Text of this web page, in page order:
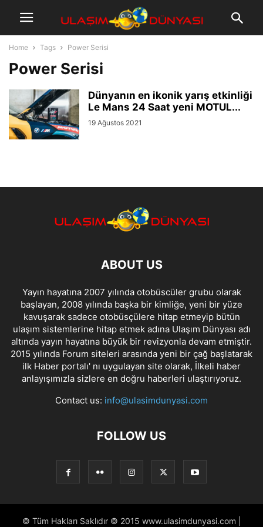
Home Tags Power Serisi
Power Serisi
Dünyanın en ikonik yarış etkinliği
Le Mans 24 Saat yeni MOTUL...
19 Ağustos 2021
ABOUT US
Yayın hayatına 2007 yılında otobüscüler grubu olarak
başlayan, 2008 yılında başka bir kimliğe, yeni bir yüze
kavuşarak sadece otobüsçülere hitap etmeyip bütün
ulaşım sistemlerine hitap etmek adına Ulaşım Dünyası adı
altında yayın hayatına büyük bir revizyonla devam etmiştir.
2015 yılında Forum siteleri arasında yeni bir çağ başlatarak
ilk Haber portalı' nı uygulayan site olarak, İlkeli haber
anlayışımızla sizlere en doğru haberleri ulaştırıyoruz.
Contact us: info@ulasimdunyasi.com
FOLLOW US
© Tüm Hakları Saklıdır © 2015 www.ulasimdunyasi.com |